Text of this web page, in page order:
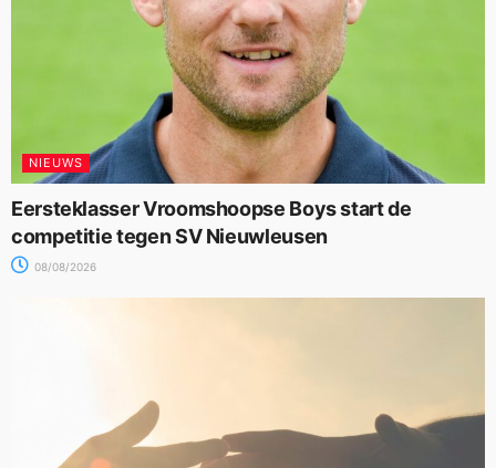
NIEUWS
Eersteklasser Vroomshoopse Boys start de
competitie tegen SV Nieuwleusen
08/08/2026